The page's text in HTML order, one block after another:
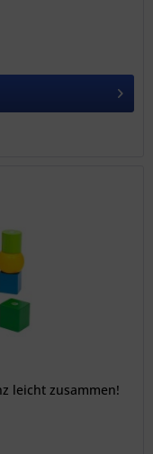
leicht zusammen!